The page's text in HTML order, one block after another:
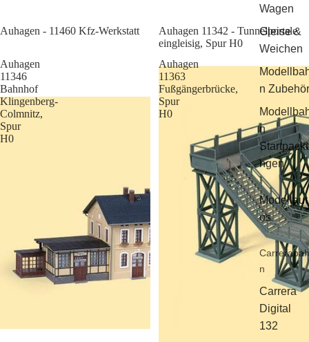
Wagen
Gleise &
Weichen
n Zubehör
n
ngen
Modellaut
os
Carrerabah
n
Carrera
Digital
132
Sale
Auhagen - 11460 Kfz-Werkstatt
Auhagen 11342 - Tunnelportale
eingleisig, Spur H0
Auhagen
11346
Bahnhof
Klingenberg-
Colmnitz,
Spur
H0
Auhagen
11363
Fußgängerbrücke,
Spur
H0